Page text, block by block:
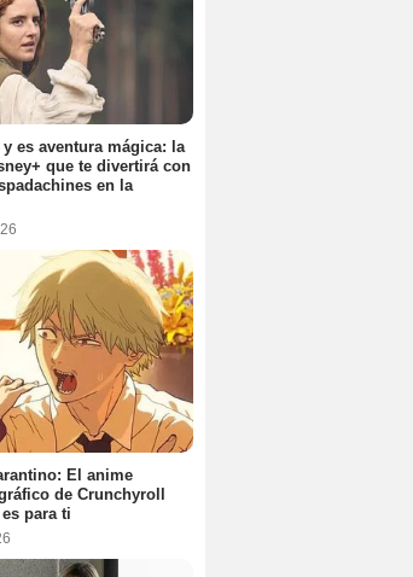
es aventura mágica: la
que te divertirá con
en la
El anime
de Crunchyroll
para ti